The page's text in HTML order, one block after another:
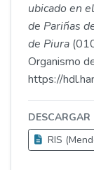
ubicado en
de Pariñas
de Piura
Organismo
https://
DESCARGAR
RIS